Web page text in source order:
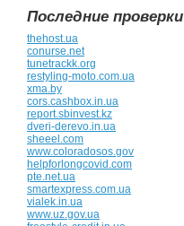
Последние проверки
thehost.ua
conurse.net
tunetrackk.org
restyling-moto.com.ua
xma.by
cors.cashbox.in.ua
report.sbinvest.kz
dveri-derevo.in.ua
sheeel.com
www.coloradosos.gov
helpforlongcovid.com
pte.net.ua
smartexpress.com.ua
vialek.in.ua
www.uz.gov.ua